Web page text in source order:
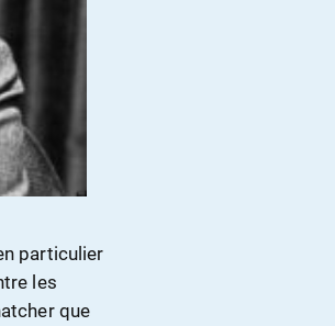
particulier
les
que